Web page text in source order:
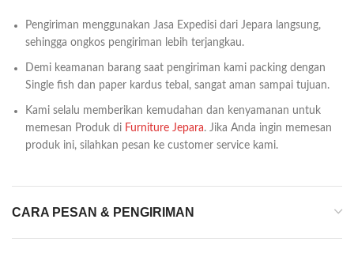
Pengiriman menggunakan Jasa Expedisi dari Jepara langsung,
sehingga ongkos pengiriman lebih terjangkau.
Demi keamanan barang saat pengiriman kami packing dengan
Single fish dan paper kardus tebal, sangat aman sampai tujuan.
Kami selalu memberikan kemudahan dan kenyamanan untuk
memesan Produk di Furniture Jepara. Jika Anda ingin memesan
produk ini, silahkan pesan ke customer service kami.
CARA PESAN & PENGIRIMAN